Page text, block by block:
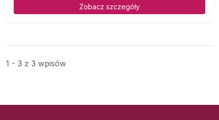
Zobacz szczegóły
1 - 3 z 3 wpisów